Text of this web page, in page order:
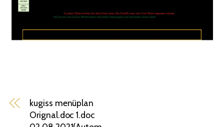
kugiss menüplan
Orignal.doc 1.doc